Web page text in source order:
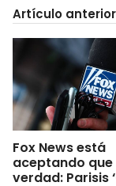
Artículo anterior
Fox News está
aceptando que
verdad: Parisis